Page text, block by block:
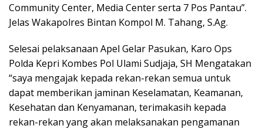
Community Center, Media Center serta 7 Pos Pantau”.
Jelas Wakapolres Bintan Kompol M. Tahang, S.Ag.
Selesai pelaksanaan Apel Gelar Pasukan, Karo Ops
Polda Kepri Kombes Pol Ulami Sudjaja, SH Mengatakan
“saya mengajak kepada rekan-rekan semua untuk
dapat memberikan jaminan Keselamatan, Keamanan,
Kesehatan dan Kenyamanan, terimakasih kepada
rekan-rekan yang akan melaksanakan pengamanan